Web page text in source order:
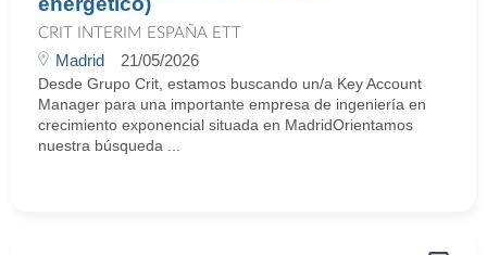
CRIT INTERIM ESPAÑA ETT
Madrid 21/05/2026
Desde Grupo Crit, estamos buscando un/a Key Account
Manager para una importante empresa de ingeniería en
crecimiento exponencial situada en MadridOrientamos
nuestra búsqueda ...